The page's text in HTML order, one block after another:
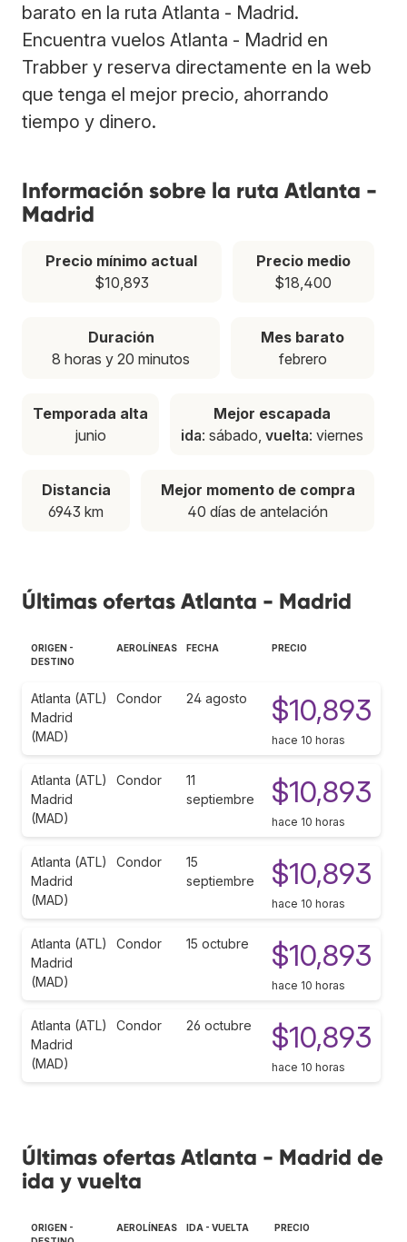
barato en la ruta Atlanta - Madrid.
Encuentra vuelos Atlanta - Madrid en
Trabber y reserva directamente en la web
que tenga el mejor precio, ahorrando
tiempo y dinero.
Información sobre la ruta Atlanta -
Madrid
Precio mínimo actual
$10,893
Precio medio
$18,400
Duración
8 horas y 20 minutos
Mes barato
febrero
Temporada alta
junio
Mejor escapada
ida: sábado, vuelta: viernes
Distancia
6943 km
Mejor momento de compra
40 días de antelación
Últimas ofertas Atlanta - Madrid
ORIGEN -
DESTINO
AEROLÍNEAS FECHA PRECIO
Atlanta (ATL)
Madrid
(MAD)
Condor 24 agosto $10,893
hace 10 horas
Atlanta (ATL)
Madrid
(MAD)
Condor
11
septiembre
$10,893
hace 10 horas
Atlanta (ATL)
Madrid
(MAD)
Condor
15
septiembre
$10,893
hace 10 horas
Atlanta (ATL)
Madrid
(MAD)
Condor 15 octubre $10,893
hace 10 horas
Atlanta (ATL)
Madrid
(MAD)
Condor 26 octubre $10,893
hace 10 horas
Últimas ofertas Atlanta - Madrid de
ida y vuelta
ORIGEN -
AEROLÍNEAS IDA - VUELTA PRECIO